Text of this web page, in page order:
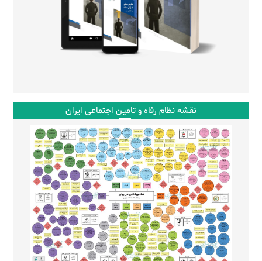
نقشه نظام رفاه و تامین اجتماعی ایران